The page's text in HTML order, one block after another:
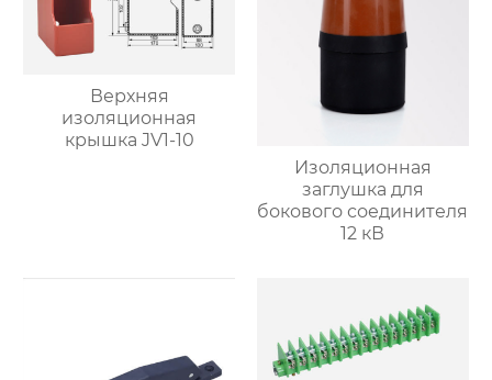
Верхняя
изоляционная
крышка JV1-10
Изоляционная
заглушка для
бокового соединителя
12 кВ